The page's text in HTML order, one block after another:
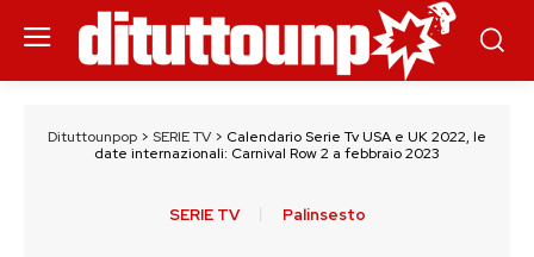
Dituttounpop > SERIE TV > Calendario Serie Tv USA e UK 2022, le
date internazionali: Carnival Row 2 a febbraio 2023
SERIE TV Palinsesto